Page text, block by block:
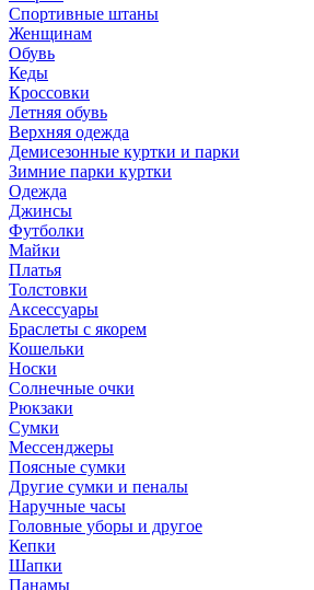
Спортивные штаны
Женщинам
Обувь
Кеды
Кроссовки
Летняя обувь
Верхняя одежда
Демисезонные куртки и парки
Зимние парки куртки
Одежда
Джинсы
Футболки
Майки
Платья
Толстовки
Аксессуары
Браслеты с якорем
Кошельки
Носки
Солнечные очки
Рюкзаки
Сумки
Мессенджеры
Поясные сумки
Другие сумки и пеналы
Наручные часы
Головные уборы и другое
Кепки
Шапки
Панамы